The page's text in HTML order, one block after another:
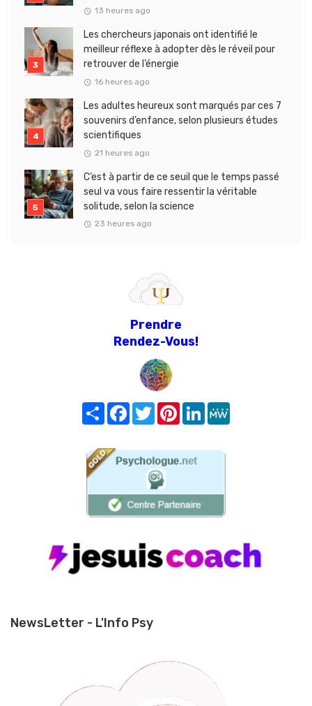
13 heures ago
Les chercheurs japonais ont identifié le
meilleur réflexe à adopter dès le réveil pour
retrouver de l’énergie
16 heures ago
Les adultes heureux sont marqués par ces 7
souvenirs d’enfance, selon plusieurs études
scientifiques
21 heures ago
C’est à partir de ce seuil que le temps passé
seul va vous faire ressentir la véritable
solitude, selon la science
23 heures ago
Prendre
Rendez-Vous!
Share FacebookTwitterPinterest
LinkedIn
NewsLetter - L'Info Psy